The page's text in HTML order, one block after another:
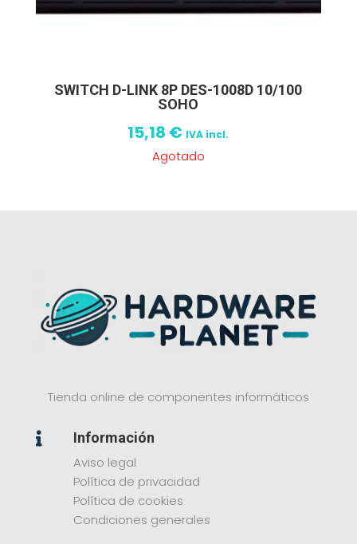
SWITCH D-LINK 8P DES-1008D 10/100
SOHO
15,18 € IVA incl.
Agotado
Tienda online de componentes informáticos

Información
Aviso legal
Política de privacidad
Política de cookies
Condiciones generales